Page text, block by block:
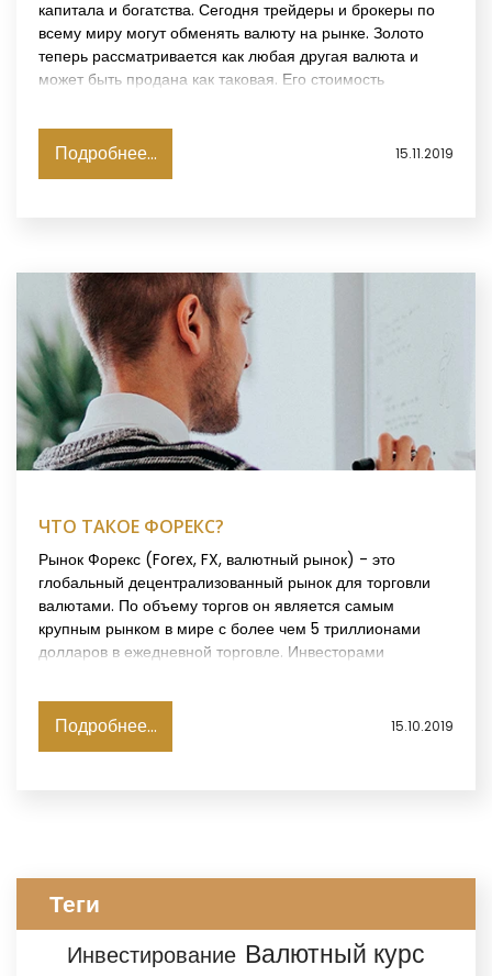
капитала и богатства. Сегодня трейдеры и брокеры по
всему миру могут обменять валюту на рынке. Золото
теперь рассматривается как любая другая валюта и
может быть продана как таковая. Его стоимость
можете купить или продать за один доллар США.
История торговли золотом рассказывает о попытках
Подробнее... 15.11.2019
ЧТО ТАКОЕ ФОРЕКС?
Рынок Форекс (Forex, FX, валютный рынок) - это
глобальный децентрализованный рынок для торговли
валютами. По объему торгов он является самым
крупным рынком в мире с более чем 5 триллионами
долларов в ежедневной торговле. Инвесторами
трейдеры со всего мира. Реальный 24-часовой рынок,
торговля Форекс начинается каждый день в Сиднее и
когда они происходят - днем или ночью.
Подробнее... 15.10.2019
Теги
Инвестирование Валютный курс